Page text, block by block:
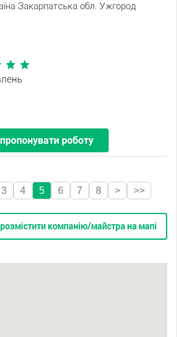
Закарпатська обл. Ужгород
роботу
3 4 5 6 7 8 > >>
компанію/майстра на мапі